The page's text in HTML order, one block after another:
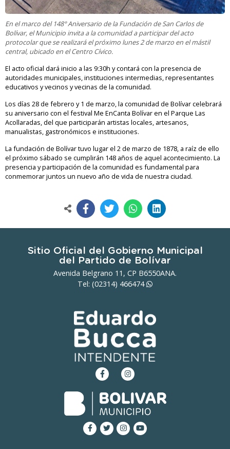
En el marco del 148° Aniversario de la Fundación de San Carlos de
Bolívar, el Municipio invita a la comunidad a participar del acto
protocolar que se realizará el próximo lunes 2 de marzo en el mástil
central, ubicado en el Centro Cívico.
El acto oficial dará inicio a las 9:30h y contará con la presencia de
autoridades municipales, instituciones intermedias, representantes
educativos y vecinos y vecinas de la comunidad.
Los días 28 de febrero y 1 de marzo, la comunidad de Bolívar celebrará
su aniversario con el festival Me EnCanta Bolívar en el Parque Las
Acollaradas, del que participarán artistas locales, artesanos,
manualistas, gastronómicos e instituciones.
La fundación de Bolívar tuvo lugar el 2 de marzo de 1878, a raíz de ello
el próximo sábado se cumplirán 148 años de aquel acontecimiento. La
presencia y participación de la comunidad es fundamental para
conmemorar juntos un nuevo año de vida de nuestra ciudad.
Sitio Oficial del Gobierno Municipal
del Partido de Bolívar
Avenida Belgrano 11, CP B6550ANA.
Tel: (02314) 466474